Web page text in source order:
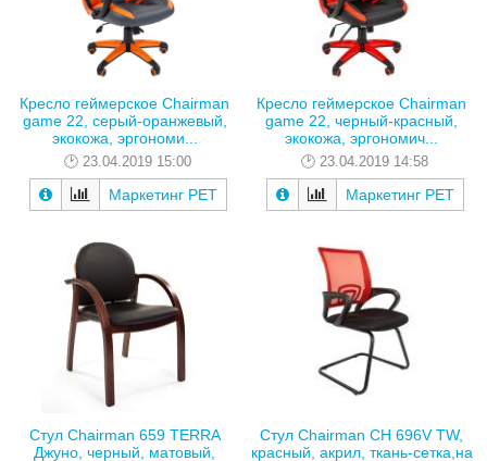
Кресло геймерское Chairman
game 22, серый-оранжевый,
экокожа, эргономи...
23.04.2019 15:00
Маркетинг РЕТ
Кресло геймерское Chairman
game 22, черный-красный,
экокожа, эргономич...
23.04.2019 14:58
Маркетинг РЕТ
Стул Chairman 659 TERRA
Джуно, черный, матовый,
Стул Chairman CH 696V TW,
красный, акрил, ткань-сетка,на